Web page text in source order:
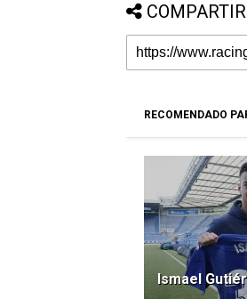
RECOMENDADO
Ismael